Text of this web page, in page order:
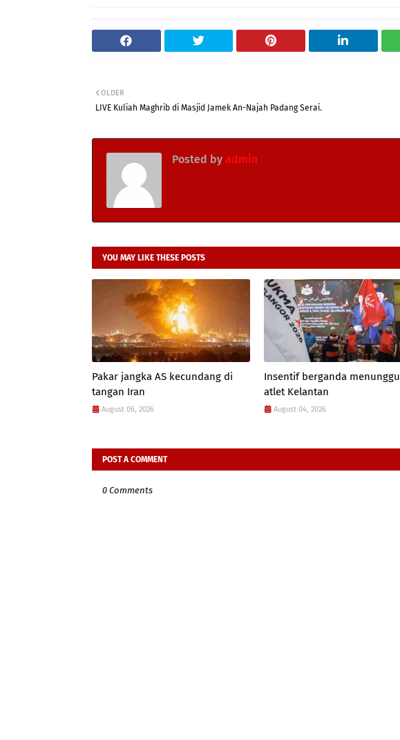
OLDER
LIVE Kuliah Maghrib di Masjid Jamek An-Najah Padang Serai.
Posted by admin
YOU MAY LIKE THESE POSTS
Pakar jangka AS kecundang di
tangan Iran
August 06, 2026
Insentif berganda menunggu
atlet Kelantan
August 04, 2026
POST A COMMENT
0 Comments